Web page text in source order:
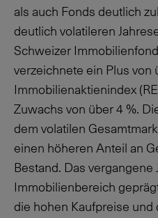
als auch Fonds deutlich
deutlich volatileren
Schweizer
verzeichnete ein Plus von
Immobilienaktienindex
Zuwachs von über4 %.
dem volatilen
einen höheren Anteil an
Bestand. Das vergangene
Immobilienbereich
die hohen Kaufpreise und